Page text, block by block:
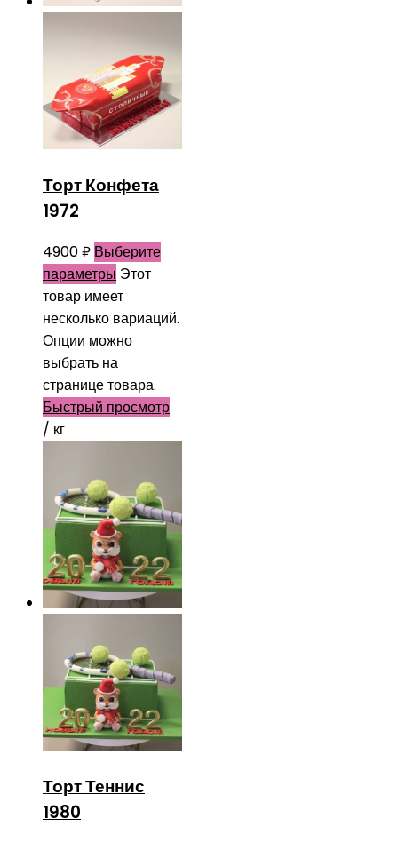
Торт Конфета
1972
4900₽ Выберите
параметры Этот
товар имеет
несколько вариаций.
Опции можно
выбрать на
странице товара.
Быстрый просмотр
/ кг
Торт Теннис
1980